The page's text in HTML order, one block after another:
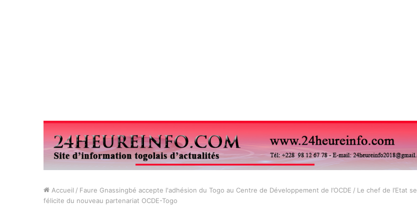
Accueil / Faure Gnassingbé accepte l'adhésion du Togo au Centre de Développement de l’OCDE / Le chef de l’Etat se
félicite du nouveau partenariat OCDE-Togo